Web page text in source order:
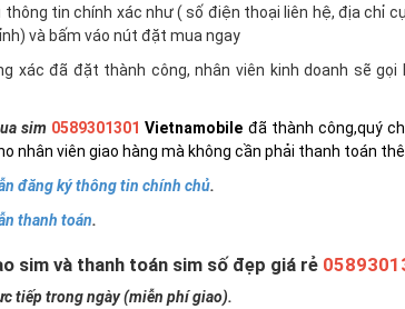
thông tin chính xác như ( số điện thoại liên hệ, địa chỉ
và bấm váo nút đặt mua ngay
xác đã đặt thành công, nhân viên kinh doanh sẽ
sim 0589301301Vietnamobile đã thành công,quý
nhân viên giao hàng mà không cần phải thanh toán
đăng ký thông tin chính chủ.
thanh toán.
sim và thanh toán sim số đẹp giá rẻ
tiếp trong ngày (miễn phí giao).